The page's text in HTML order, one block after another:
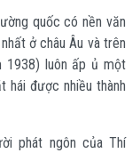
quốc có nền văn
ở châu Âu và trên
1938) luôn ấp ủ một
hái được nhiều thành
phát ngôn của Thí